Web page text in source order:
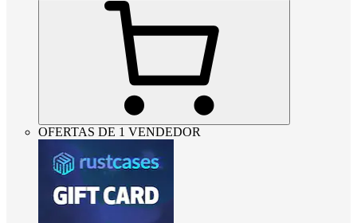
OFERTAS DE 1 VENDEDOR